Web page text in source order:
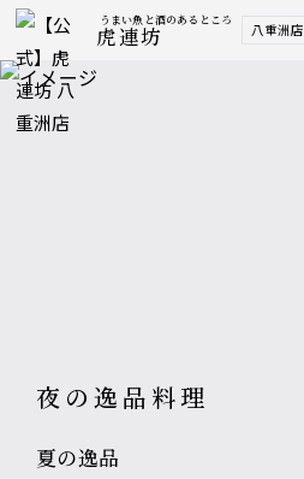
うまい魚と酒のあるところ
虎連坊 八重洲店
夜の逸品料理
夏の逸品